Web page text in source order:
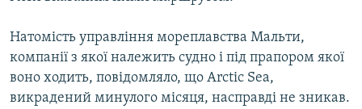
ДОЛУЧАЙСЯ!
Натомість управління мореплавства Мальти,
компанії з якої належить судно і під прапором якої
воно ходить, повідомляло, що Arctic Sea,
викрадений минулого місяця, насправді не зникав.